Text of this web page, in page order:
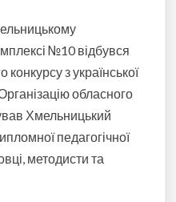
№10 відбувся
конкурсу з української
обласного
Хмельницький
педагогічної
методисти та